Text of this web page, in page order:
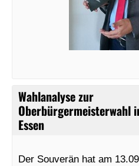
Wahlanalyse zur
Oberbürgermeisterwahl
Essen
Der Souverän hat am